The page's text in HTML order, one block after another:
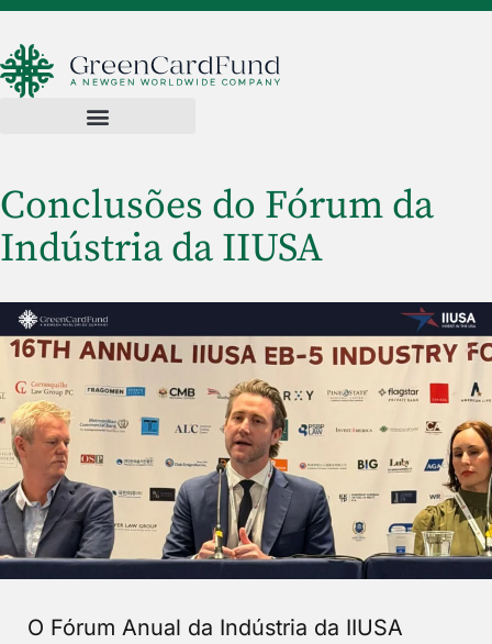
Conclusões do Fórum da
Indústria da IIUSA
O Fórum Anual da Indústria da IIUSA